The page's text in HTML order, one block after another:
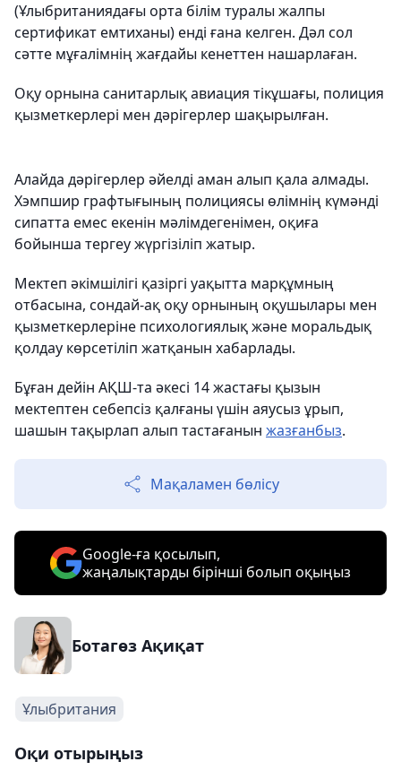
(Ұлыбританиядағы орта білім туралы жалпы
сертификат емтиханы) енді ғана келген. Дәл сол
сәтте мұғалімнің жағдайы кенеттен нашарлаған.
Оқу орнына санитарлық авиация тікұшағы, полиция
қызметкерлері мен дәрігерлер шақырылған.
Алайда дәрігерлер әйелді аман алып қала алмады.
Хэмпшир графтығының полициясы өлімнің күмәнді
сипатта емес екенін мәлімдегенімен, оқиға
бойынша тергеу жүргізіліп жатыр.
Мектеп әкімшілігі қазіргі уақытта марқұмның
отбасына, сондай-ақ оқу орнының оқушылары мен
қызметкерлеріне психологиялық және моральдық
қолдау көрсетіліп жатқанын хабарлады.
Бұған дейін АҚШ-та әкесі 14 жастағы қызын
мектептен себепсіз қалғаны үшін аяусыз ұрып,
шашын тақырлап алып тастағанын жазғанбыз.
Мақаламен бөлісу
Google-ға қосылып,
жаңалықтарды бірінші болып оқыңыз
Ботагөз Ақиқат
Ұлыбритания
Оқи отырыңыз